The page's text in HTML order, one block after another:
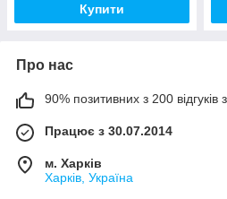
Купити
Про нас
90% позитивних з 200 відгуків
Працює з 30.07.2014
м. Харків
Харків, Україна